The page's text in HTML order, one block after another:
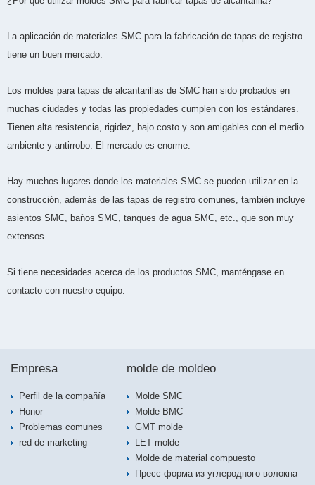
La aplicación de materiales SMC para la fabricación de tapas de registro
tiene un buen mercado.
Los moldes para tapas de alcantarillas de SMC han sido probados en
muchas ciudades y todas las propiedades cumplen con los estándares.
Tienen alta resistencia, rigidez, bajo costo y son amigables con el medio
ambiente y antirrobo. El mercado es enorme.
Hay muchos lugares donde los materiales SMC se pueden utilizar en la
construcción, además de las tapas de registro comunes, también incluye
asientos SMC, baños SMC, tanques de agua SMC, etc., que son muy
extensos.
Si tiene necesidades acerca de los productos SMC, manténgase en
contacto con nuestro equipo.
Empresa
Perfil de la compañía
Honor
Problemas comunes
red de marketing
molde de moldeo
Molde SMC
Molde BMC
GMT molde
LET molde
Molde de material compuesto
Пресс-форма из углеродного волокна